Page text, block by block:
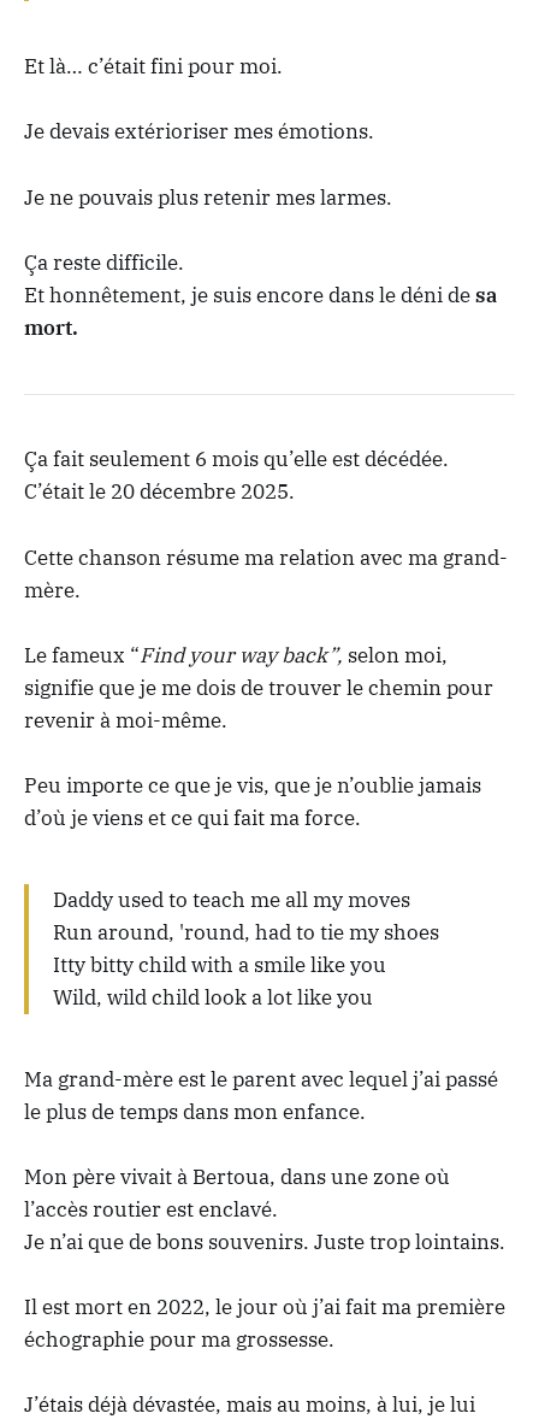
Et là… c’était fini pour moi.
Je devais extérioriser mes émotions.
Je ne pouvais plus retenir mes larmes.
Ça reste difficile.
Et honnêtement, je suis encore dans le déni desa
mort.
Ça fait seulement 6 mois qu’elle est décédée.
C’était le 20 décembre 2025.
Cette chanson résume ma relation avec ma grand-
mère.
Le fameux “Find your way back”, selon moi,
signifie que je me dois de trouver le chemin pour
revenir à moi-même.
Peu importe ce que je vis, que je n’oublie jamais
d’où je viens et ce qui fait ma force.
Daddy used to teach me all my moves
Run around, 'round, had to tie my shoes
Itty bitty child with a smile like you
Wild, wild child look a lot like you
Ma grand-mère est le parent avec lequel j’ai passé
le plus de temps dans mon enfance.
Mon père vivait à Bertoua, dans une zone où
l’accès routier est enclavé.
Je n’ai que de bons souvenirs. Juste trop lointains.
Il est mort en 2022, le jour où j’ai fait ma première
échographie pour ma grossesse.
J’étais déjà dévastée, mais au moins, à lui, je lui